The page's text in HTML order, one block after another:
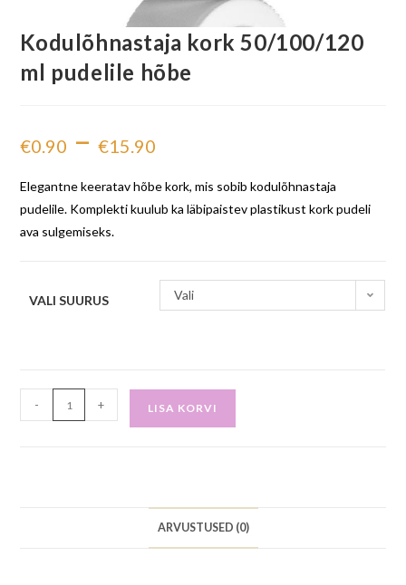
Kodulõhnastaja kork 50/100/120
ml pudelile hõbe
€0.90 – €15.90
Elegantne keeratav hõbe kork, mis sobib kodulõhnastaja
pudelile. Komplekti kuulub ka läbipaistev plastikust kork pudeli
ava sulgemiseks.
VALI SUURUS Vali
- + LISA KORVI
ARVUSTUSED (0)